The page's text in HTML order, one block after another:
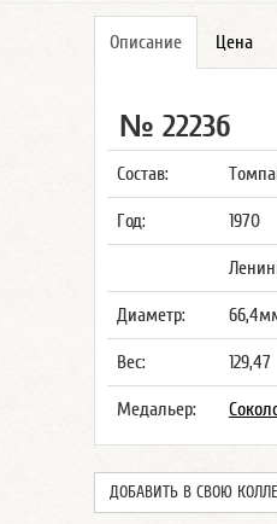
Описание Цена
№ 2223б
Состав:
Год: 1970
Диаметр:
Вес: 129,47
Медальер:
ДОБАВИТЬ В СВОЮ